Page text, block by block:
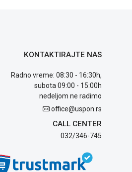
KONTAKTIRAJTE NAS
Radno vreme: 08:30 - 16:30h,
subota 09:00 - 15:00h
nedeljom ne radimo
office@uspon.rs
CALL CENTER
032/346-745